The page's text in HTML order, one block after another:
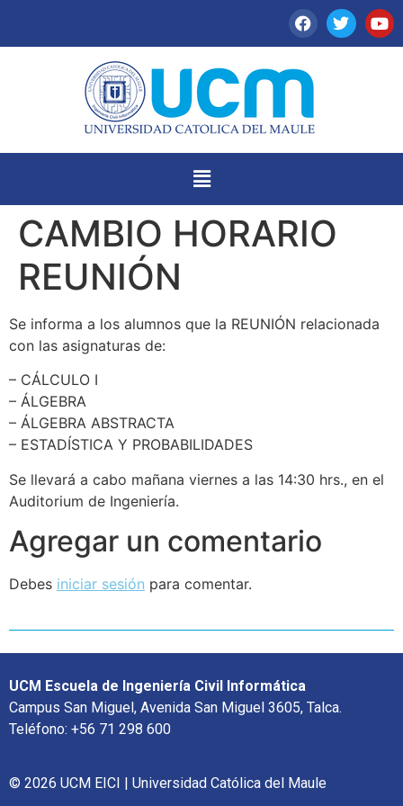
CAMBIO HORARIO
REUNIÓN
Se informa a los alumnos que la REUNIÓN relacionada
con las asignaturas de:
– CÁLCULO I
– ÁLGEBRA
– ÁLGEBRA ABSTRACTA
– ESTADÍSTICA Y PROBABILIDADES
Se llevará a cabo mañana viernes a las 14:30 hrs., en el
Auditorium de Ingeniería.
Agregar un comentario
Debes iniciar sesión para comentar.
UCM Escuela de Ingeniería Civil Informática
Campus San Miguel, Avenida San Miguel 3605, Talca.
Teléfono: +56 71 298 600
© 2026 UCM EICI | Universidad Católica del Maule